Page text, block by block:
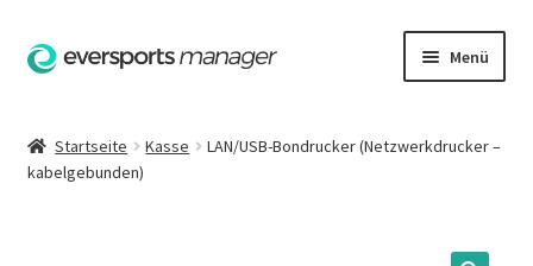
Zur
Navigation
Zum
Inhalt
Menü
AGB
Startseite Kasse
LAN/USB-Bondrucker (Netzwerkdrucker –
kabelgebunden)